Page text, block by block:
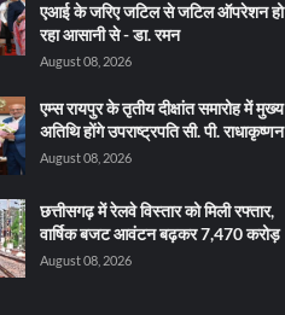
एआई के जरिए जटिल से जटिल ऑपरेशन हो
रहा आसानी से - डा. रमन
August 08, 2026
एम्स रायपुर के तृतीय दीक्षांत समारोह में मुख्य
अतिथि होंगे उपराष्ट्रपति सी. पी. राधाकृष्णन
August 08, 2026
छत्तीसगढ़ में रेलवे विस्तार को मिली रफ्तार,
वार्षिक बजट आवंटन बढ़कर 7,470 करोड़
August 08, 2026